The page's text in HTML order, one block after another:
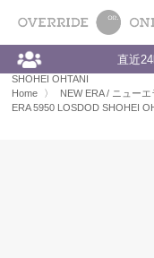
All
Home NEW ERA / ニューエ
SHOHEI OHTANI
Home
〉 NEW ERA / ニューエ
ERA 5950 LOSDOD SHOHEI
直近